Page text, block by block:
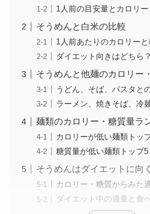
1人前の目安量とカロリ
そうめんと白米の比較
1人前あたりのカロリー
ダイエット向きはどちら？
そうめんと他麺のカロリー
うどん、そば、パスタと
ラーメン、焼きそば、冷
麺類のカロリー・糖質量ラ
カロリーが低い麺類トッ
糖質量が低い麺類トップ5
そうめんはダイエットに向
カロリー・糖質からみた
ダイエット中の適量と食